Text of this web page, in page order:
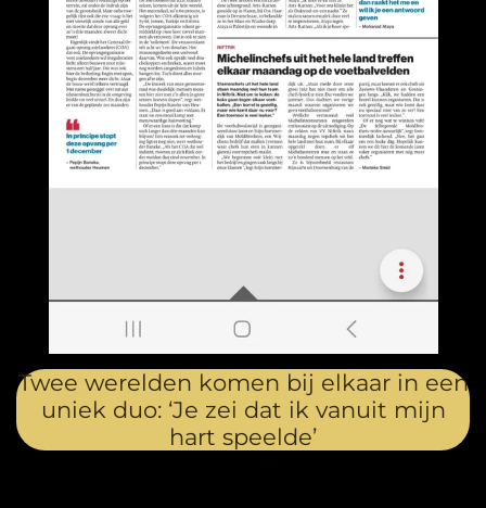
Twee werelden komen bij elkaar in een
uniek duo: ‘Je zei dat ik vanuit mijn
hart speelde’